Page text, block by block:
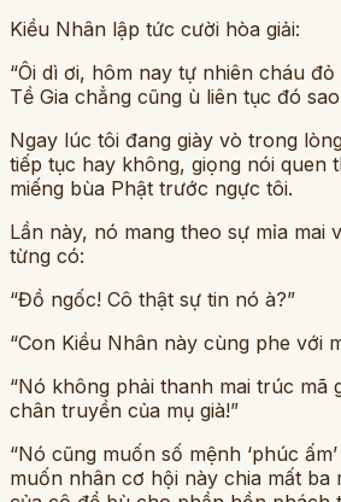
Kiều Nhân lập tức cười hòa giải:
“Ôi dì ơi, hôm nay tự nhiên cháu
Tề Gia chẳng cũng ù liên tục đó
Ngay lúc tôi đang giày vò trong
tiếp tục hay không, giọng nói quen
miếng bùa Phật trước ngực tôi.
Lần này, nó mang theo sự mỉa mai
từng có:
“Đồ ngốc! Cô thật sự tin nó à?”
“Con Kiều Nhân này cùng phe với
“Nó không phải thanh mai trúc mã
chân truyền của mụ già!”
“Nó cũng muốn số mệnh ‘phúc
muốn nhân cơ hội này chia mất ba